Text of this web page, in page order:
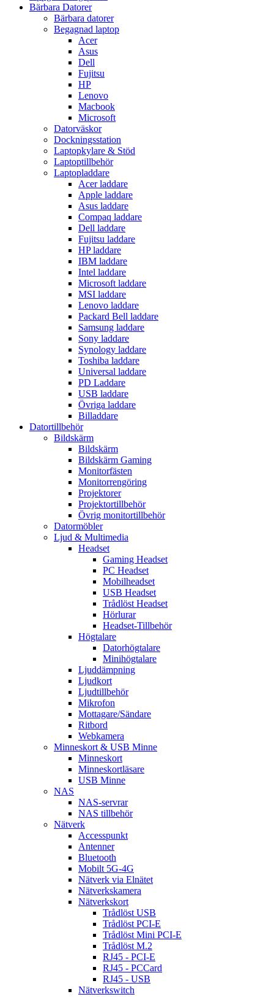
Bärbara Datorer
Bärbara datorer
Begagnad laptop
Acer
Asus
Dell
Fujitsu
HP
Lenovo
Macbook
Microsoft
Datorväskor
Dockningsstation
Laptopkylare & Stöd
Laptoptillbehör
Laptopladdare
Acer laddare
Apple laddare
Asus laddare
Compaq laddare
Dell laddare
Fujitsu laddare
HP laddare
IBM laddare
Intel laddare
Microsoft laddare
MSI laddare
Lenovo laddare
Packard Bell laddare
Samsung laddare
Sony laddare
Synology laddare
Toshiba laddare
Universal laddare
PD Laddare
USB laddare
Övriga laddare
Billaddare
Datortillbehör
Bildskärm
Bildskärm
Bildskärm Gaming
Monitorfästen
Monitorrengöring
Projektorer
Projektortillbehör
Övrig monitortillbehör
Datormöbler
Ljud & Multimedia
Headset
Gaming Headset
PC Headset
Mobilheadset
USB Headset
Trådlöst Headset
Hörlurar
Headset-Tillbehör
Högtalare
Datorhögtalare
Minihögtalare
Ljuddämpning
Ljudkort
Ljudtillbehör
Mikrofon
Mottagare/Sändare
Ritbord
Webkamera
Minneskort & USB Minne
Minneskort
Minneskortläsare
USB Minne
NAS
NAS-servrar
NAS tillbehör
Nätverk
Accesspunkt
Antenner
Bluetooth
Mobilt 5G-4G
Nätverk via Elnätet
Nätverkskamera
Nätverkskort
Trådlöst USB
Trådlöst PCI-E
Trådlöst Mini PCI-E
Trådlöst M.2
RJ45 - PCI-E
RJ45 - PCCard
RJ45 - USB
Nätverkswitch